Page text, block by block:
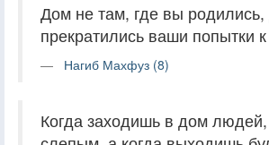
Дом не там, где вы
прекратились ваши попытки к
Нагиб Махфуз (8)
Когда заходишь в дом